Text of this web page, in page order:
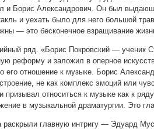
и Борис Александрович. Он был
и уехать было для него большой
— это бесконечное взращивание
ряд. «Борис Покровский — ученик
реформу и заложил в оперное
его отношение к музыке. Борис
не как комплекс эмоций или
призывал относиться к музыке как к
в музыкальной драматургии. Это
раскрыли главную интригу — Эдуард